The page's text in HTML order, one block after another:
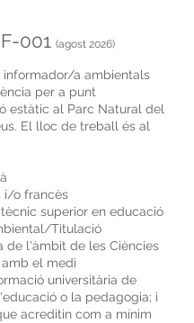
001 (agost 2026)
informador/a ambientals
per a punt
estàtic al Parc Natural del
El lloc de treball és al
i/o francès
superior en educació
Titulació
de l'àmbit de les Ciències
el medi
universitària de
o la pedagogia; i
acreditin com a mínim